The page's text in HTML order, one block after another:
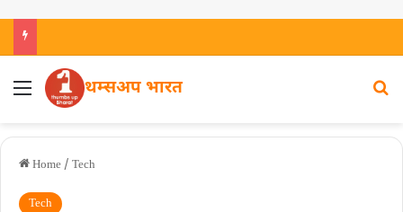
थम्सअप भारत
Home / Tech
Tech